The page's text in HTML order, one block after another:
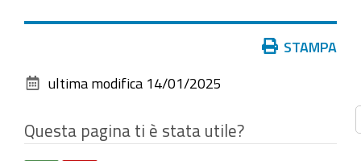
dimensioni
documento
STAMPA
ultima modifica 14/01/2025
Questa pagina ti è stata utile?